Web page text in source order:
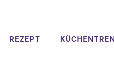
REZEPT